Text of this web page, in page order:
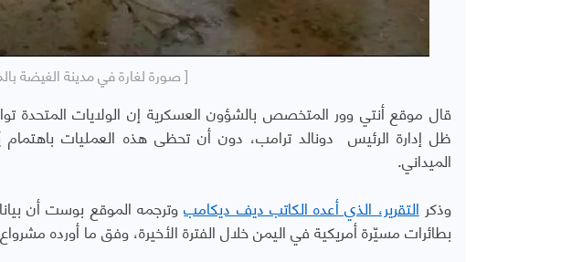
[ صورة لغارة في مدينة الغيضة
قال موقع أنتي وور المتخصص بالشؤون العسكرية إن الولايات
ظل إدارة الرئيس دونالد ترامب، دون أن تحظى هذه العمليات باهتمام
الميداني.
وذكر التقرير، الذي أعده الكاتب ديف ديكامب
بطائرات مسيّرة أمريكية في اليمن خلال الفترة الأخيرة، وفق ما أورده